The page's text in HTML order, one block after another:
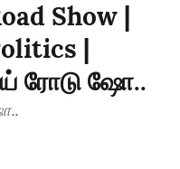
Show |
|
ரோடு ஷோ..